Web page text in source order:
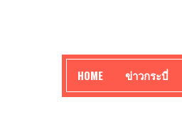
HOME ข่าวกระบี่